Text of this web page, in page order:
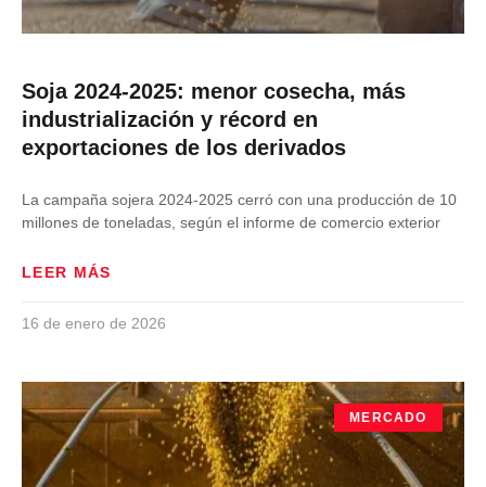
Soja 2024-2025: menor cosecha, más
industrialización y récord en
exportaciones de los derivados
La campaña sojera 2024-2025 cerró con una producción de 10
millones de toneladas, según el informe de comercio exterior
LEER MÁS
16 de enero de 2026
MERCADO